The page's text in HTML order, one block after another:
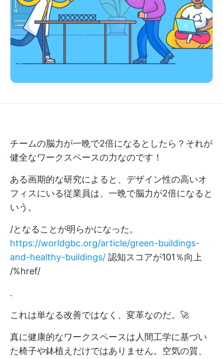
チームの脳力が一晩で2倍になるとしたら？それが
健全なワークスペースの力なのです！
ある画期的な研究によると、デザイン性の高いオ
フィスにいる従業員は、一晩で脳力が2倍になると
いう。
/となることが明らかになった。
https://worldgbc.org/article/green-buildings-
and-healthy-buildings/ 認知スコアが101％向上
/%href/
.
これは単なる改善ではなく、変革なのだ。🚀
真に健康的なワークスペースは人間工学に基づい
た椅子や鉢植えだけではありません。空気の質、